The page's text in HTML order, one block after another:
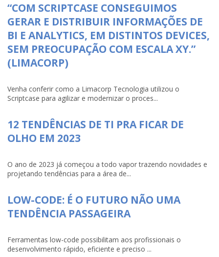
“COM SCRIPTCASE CONSEGUIMOS
GERAR E DISTRIBUIR INFORMAÇÕES DE
BI E ANALYTICS, EM DISTINTOS DEVICES,
SEM PREOCUPAÇÃO COM ESCALA XY.”
(LIMACORP)
Venha conferir como a Limacorp Tecnologia utilizou o
Scriptcase para agilizar e modernizar o proces...
12 TENDÊNCIAS DE TI PRA FICAR DE
OLHO EM 2023
O ano de 2023 já começou a todo vapor trazendo novidades e
projetando tendências para a área de...
LOW-CODE: É O FUTURO NÃO UMA
TENDÊNCIA PASSAGEIRA
Ferramentas low-code possibilitam aos profissionais o
desenvolvimento rápido, eficiente e preciso ...